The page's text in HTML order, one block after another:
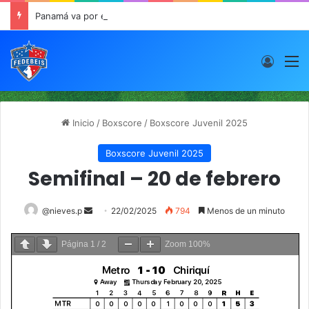
Panamá va por el oro este viernes en JCDC
Inicio / Boxscore / Boxscore Juvenil 2025
Boxscore Juvenil 2025
Semifinal – 20 de febrero
@nieves.p
n
a
n
22/02/2025 794 Menos de un minuto
Página 1 / 2 Zoom 100%